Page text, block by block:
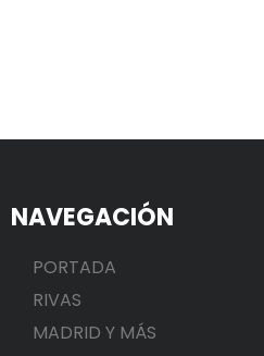
NAVEGACIÓN
PORTADA
RIVAS
MADRID Y MÁS